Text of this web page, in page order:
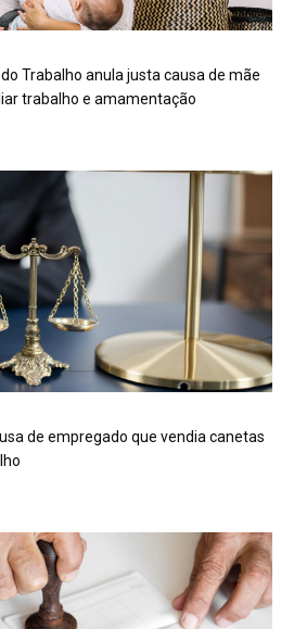
Trabalho anula justa causa de mãe
trabalho e amamentação
de empregado que vendia canetas